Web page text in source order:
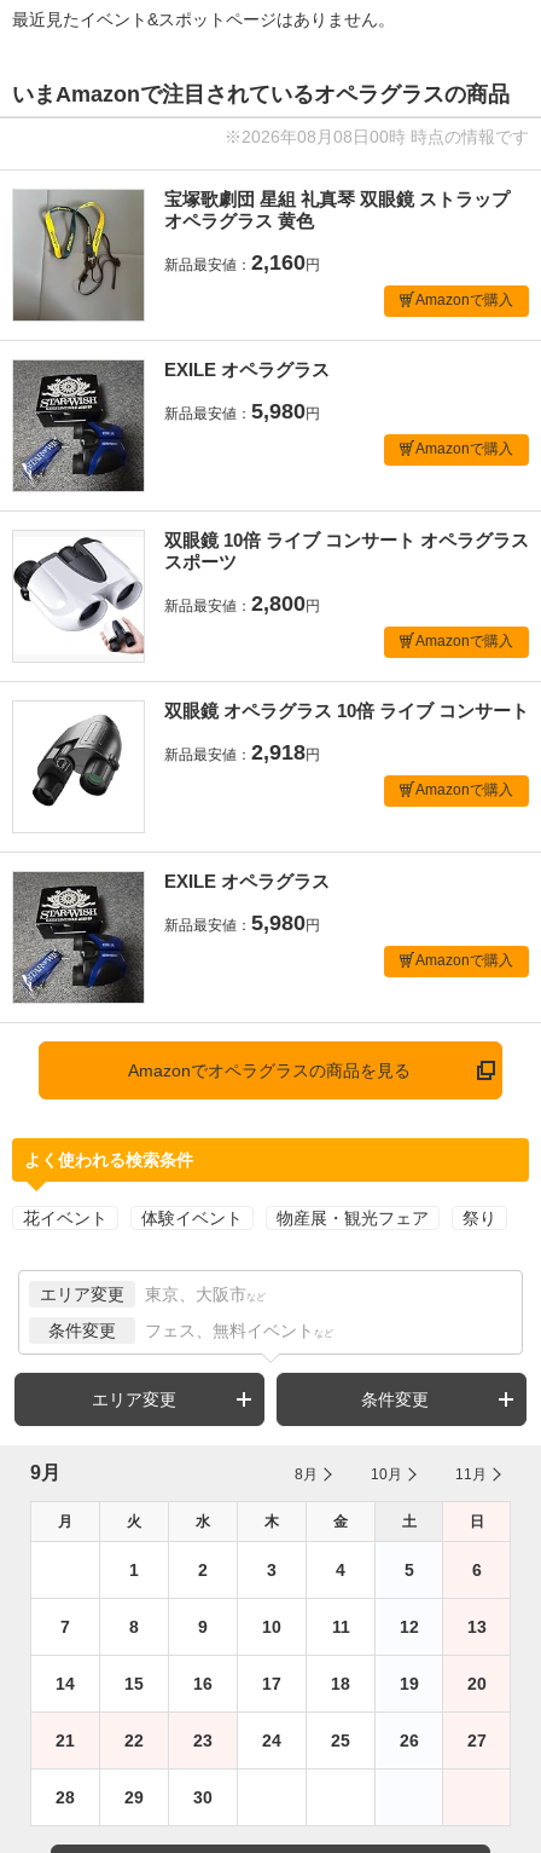
最近見たイベント&スポットページはありません。
いまAmazonで注目されているオペラグラスの商品
※2026年08月08日00時 時点の情報です
宝塚歌劇団 星組 礼真琴 双眼鏡 ストラップ
オペラグラス 黄色
新品最安値： 2,160円
Amazonで購入
EXILE オペラグラス
新品最安値： 5,980円
Amazonで購入
双眼鏡 10倍 ライブ コンサート オペラグラス
スポーツ
新品最安値： 2,800円
Amazonで購入
双眼鏡 オペラグラス 10倍 ライブ コンサート
新品最安値： 2,918円
Amazonで購入
EXILE オペラグラス
新品最安値： 5,980円
Amazonで購入
Amazonでオペラグラスの商品を見る
よく使われる検索条件
花イベント 体験イベント 物産展・観光フェア 祭り
エリア変更 東京、大阪市 など
条件変更 フェス、無料イベント など
エリア変更 条件変更
9月 8月 10月 11月
月 火 水 木 金 土 日
1 2 3 4 5 6
7 8 9 10 11 12 13
14 15 16 17 18 19 20
21 22 23 24 25 26 27
28 29 30